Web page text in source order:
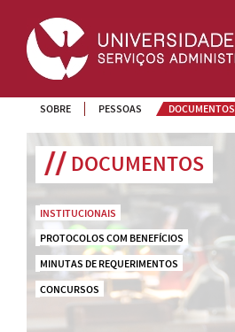
SOBRE PESSOAS DOCUMENTOS
DOCUMENTOS
INSTITUCIONAIS
PROTOCOLOS COM BENEFÍCIOS
MINUTAS DE REQUERIMENTOS
CONCURSOS